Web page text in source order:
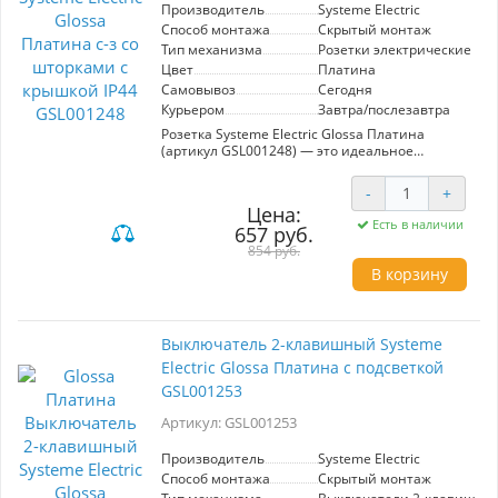
Производитель
Systeme Electric
Способ монтажа
Скрытый монтаж
Тип механизма
Розетки электрические
Цвет
Платина
Самовывоз
Сегодня
Курьером
Завтра/послезавтра
Розетка Systeme Electric Glossa Платина
(артикул GSL001248) — это идеальное
функциональности в любых помещениях. С
защитными шторками и крышкой, она
обладает классом защиты IP44, что делает её
идеальной для использования в ванных
комнатах, кухнях и на балконах. Элегантный
платиновый цвет гармонично впишется в
любой интерьер, а высокое качество
надежность. Эта розетка станет незаменимой
в ситуациях, когда важна защита от влаги и
пыли, обеспечивая безопасное подключение
электрических приборов в сложных условиях.
Цена:
657 руб.
854 руб.
- +
Есть в наличии
В корзину
Выключатель 2-клавишный Systeme
Electric Glossa Платина с подсветкой
GSL001253
Артикул: GSL001253
Производитель
Systeme Electric
Способ монтажа
Скрытый монтаж